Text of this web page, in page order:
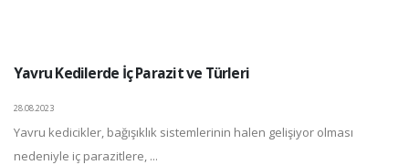
Yavru Kedilerde İç Parazit ve Türleri
28.08.2023
Yavru kedicikler, bağışıklık sistemlerinin halen gelişiyor olması
nedeniyle iç parazitlere, ...